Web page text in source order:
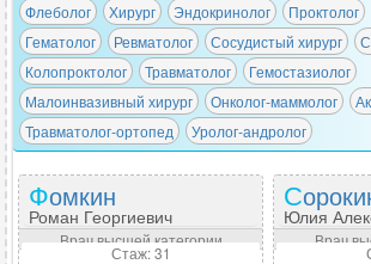
Флеболог
Хирург Эндокринолог Проктолог
Гематолог
Ревматолог Сосудистый хирург
Колопроктолог
Травматолог
Гемостазиолог
Малоинвазивный хирург
Онколог-маммолог
Травматолог-ортопед
Уролог-андролог
Фомкин
Роман Георгиевич
Врач высшей категории
Стаж: 31
Юлия
Врач